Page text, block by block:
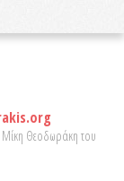
Μίκη Θεοδωράκη του